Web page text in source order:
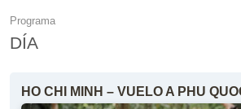
Programa
DÍA
HO CHI MINH – VUELO A PHU